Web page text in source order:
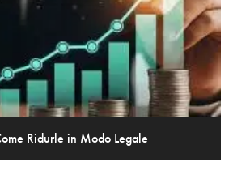
Ridurle in Modo Legale